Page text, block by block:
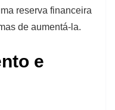
reserva financeira
de aumentá-la.
e